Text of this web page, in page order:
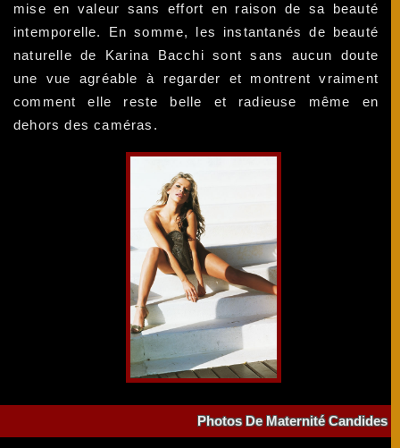
mise en valeur sans effort en raison de sa beauté
intemporelle. En somme, les instantanés de beauté
naturelle de Karina Bacchi sont sans aucun doute
une vue agréable à regarder et montrent vraiment
comment elle reste belle et radieuse même en
dehors des caméras.
Photos De Maternité Candides